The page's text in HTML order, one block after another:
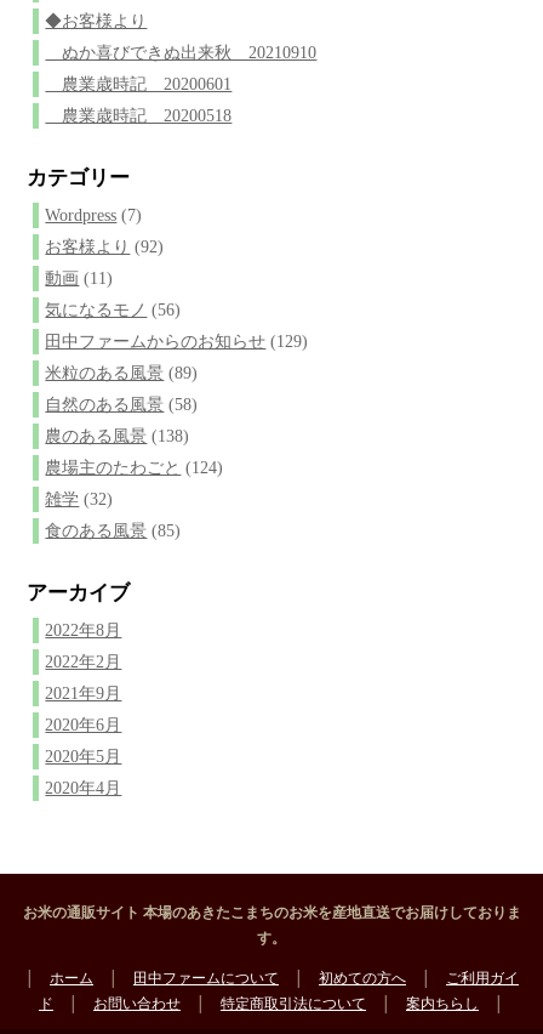
◆お客様より
ぬか喜びできぬ出来秋 20210910
農業歳時記 20200601
農業歳時記 20200518
カテゴリー
Wordpress (7)
お客様より (92)
動画 (11)
気になるモノ (56)
田中ファームからのお知らせ (129)
米粒のある風景 (89)
自然のある風景 (58)
農のある風景 (138)
農場主のたわごと (124)
雑学 (32)
食のある風景 (85)
アーカイブ
2022年8月
2022年2月
2021年9月
2020年6月
2020年5月
2020年4月
お米の通販サイト 本場のあきたこまちのお米を産地直送でお届けしておりま
す。
ホーム 田中ファームについて 初めての方へ
ご利用ガイ
ド
お問い合わせ 特定商取引法について 案内ちらし